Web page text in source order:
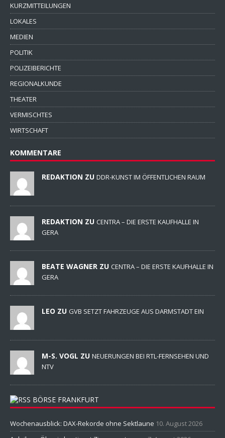
KURZMITTEILUNGEN
LOKALES
MEDIEN
POLITIK
POLIZEIBERICHTE
REGIONALKUNDE
THEATER
VERMISCHTES
WIRTSCHAFT
KOMMENTARE
REDAKTION ZU DDR-KUNST IM ÖFFENTLICHEN RAUM
REDAKTION ZU CENTRA – DIE ERSTE KAUFHALLE IN
GERA
BEATE WAGNER ZU CENTRA – DIE ERSTE KAUFHALLE IN
GERA
LEO ZU GVB SETZT FAHRZEUGE AUS DARMSTADT EIN
M-S. VOGL ZU NEUERUNGEN BEI RTL-FERNSEHEN UND
NTV
BÖRSE FRANKFURT
Wochenausblick: DAX-Rekorde ohne Sektlaune 10. August 2026